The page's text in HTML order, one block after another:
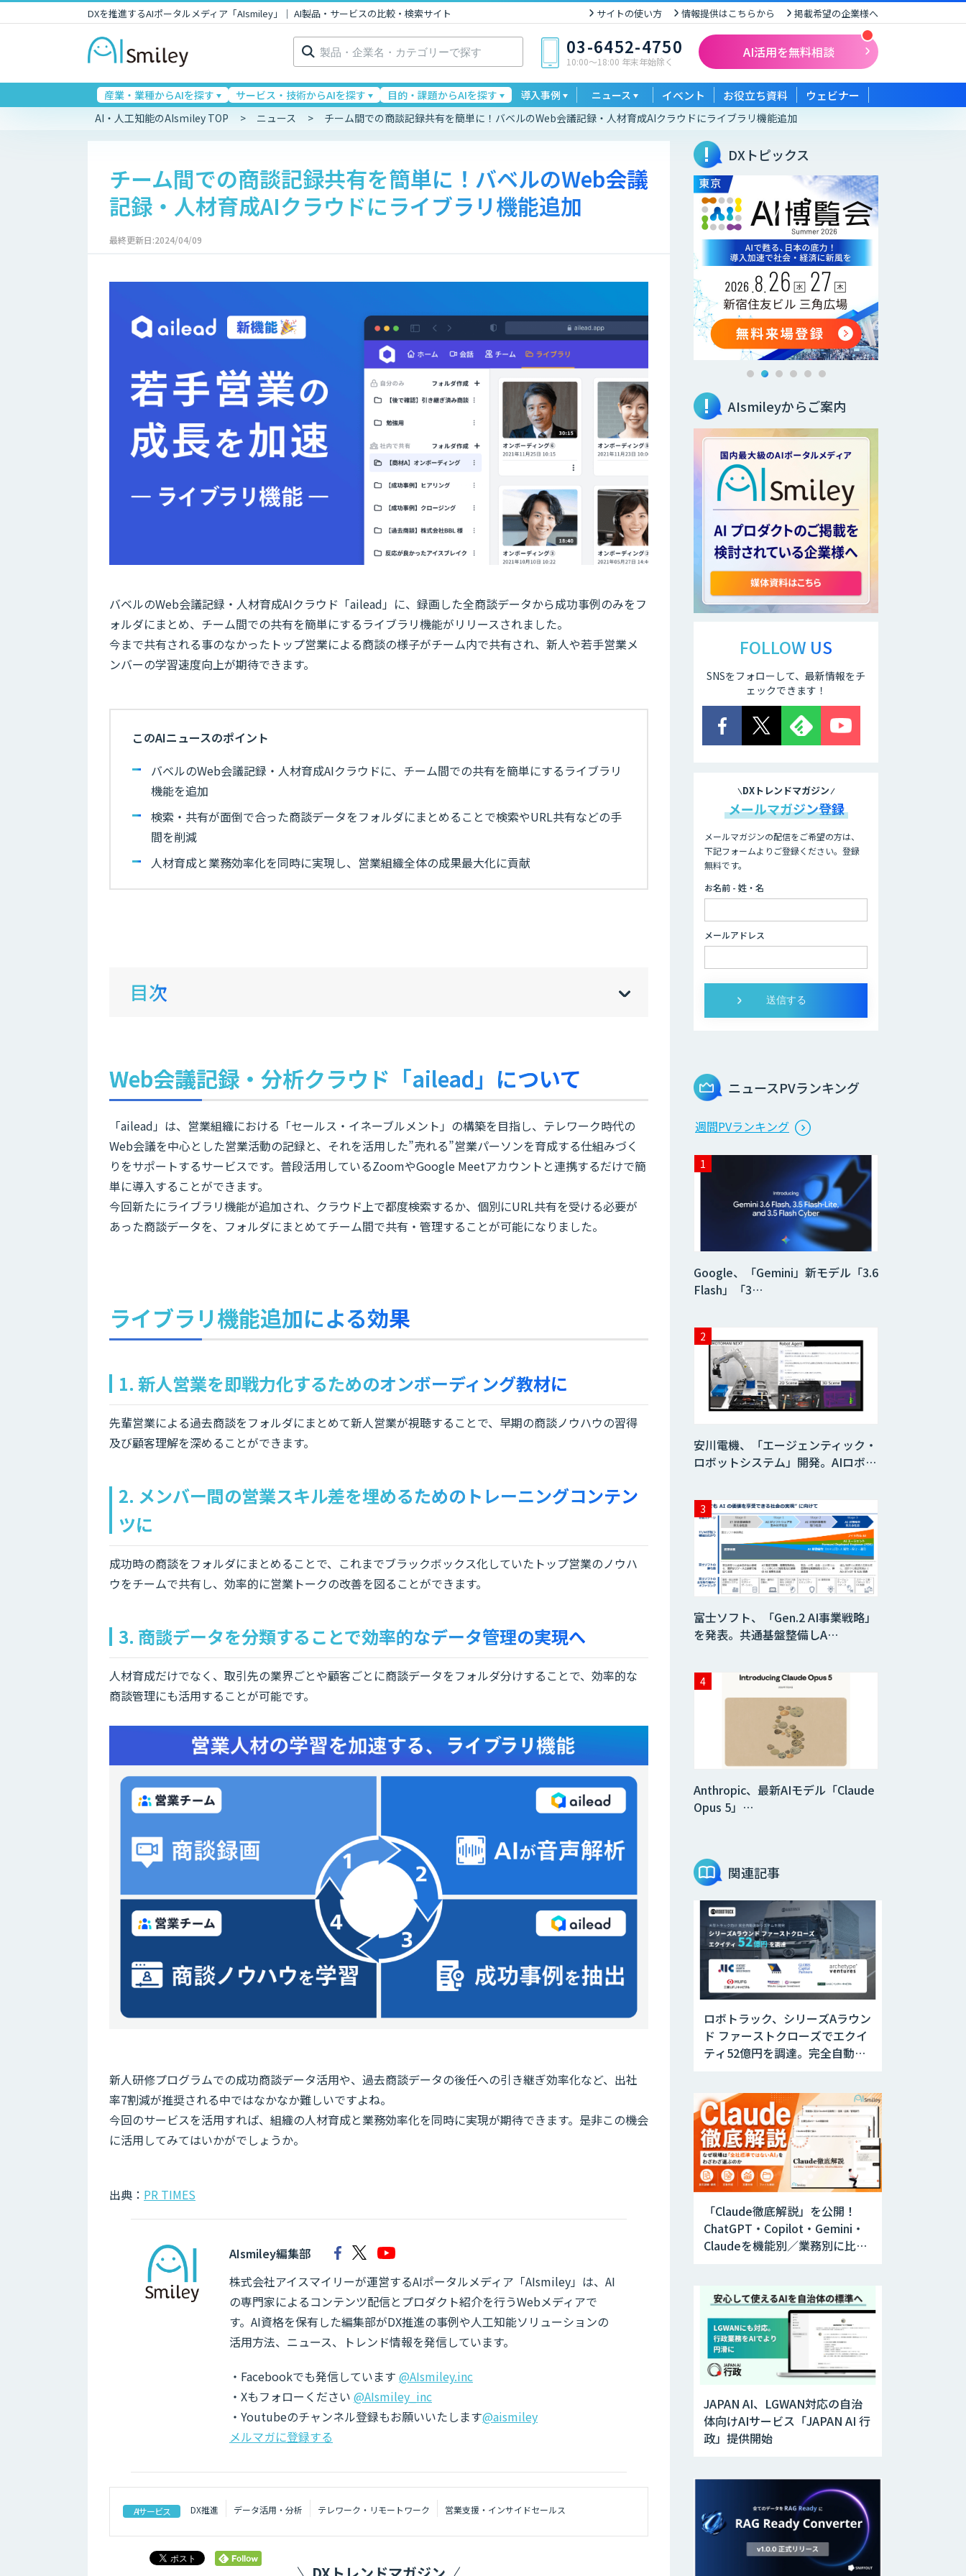
DXを推進するAIポータルメディア「AIsmiley」｜ AI製品・サービスの比較・検索サイト サイトの使い方 情報提供はこちらから 掲載希望の企業様へ
検
索: 03-6452-4750
10:00〜18:00 年末年始除く
AI活用を無料相談
産業・業種からAIを探す サービス・技術からAIを探す 目的・課題からAIを探す 導入事例 ニュース イベント お役立ち資料 ウェビナー
AI・人工知能のAIsmiley TOP ニュース チーム間での商談記録共有を簡単に！バベルのWeb会議記録・人材育成AIクラウドにライブラリ機能追加
チーム間での商談記録共有を簡単に！バベルのWeb会議
記録・人材育成AIクラウドにライブラリ機能追加
最終更新日:2024/04/09
バベルのWeb会議記録・人材育成AIクラウド「ailead」に、録画した全商談データから成功事例のみをフ
ォルダにまとめ、チーム間での共有を簡単にするライブラリ機能がリリースされました。
今まで共有される事のなかったトップ営業による商談の様子がチーム内で共有され、新人や若手営業メ
ンバーの学習速度向上が期待できます。
このAIニュースのポイント
バベルのWeb会議記録・人材育成AIクラウドに、チーム間での共有を簡単にするライブラリ
機能を追加
検索・共有が面倒で合った商談データをフォルダにまとめることで検索やURL共有などの手
間を削減
人材育成と業務効率化を同時に実現し、営業組織全体の成果最大化に貢献
目次 [hi
]
[sh
]
Web会議記録・分析クラウド「ailead」について
「ailead」は、営業組織における「セールス・イネーブルメント」の構築を目指し、テレワーク時代の
Web会議を中心とした営業活動の記録と、それを活用した”売れる”営業パーソンを育成する仕組みづく
りをサポートするサービスです。普段活用しているZoomやGoogle Meetアカウントと連携するだけで簡
単に導入することができます。
今回新たにライブラリ機能が追加され、クラウド上で都度検索するか、個別にURL共有を受ける必要が
あった商談データを、フォルダにまとめてチーム間で共有・管理することが可能になりました。
ライブラリ機能追加による効果
1. 新人営業を即戦力化するためのオンボーディング教材に
先輩営業による過去商談をフォルダにまとめて新人営業が視聴することで、早期の商談ノウハウの習得
及び顧客理解を深めることができます。
2. メンバー間の営業スキル差を埋めるためのトレーニングコンテン
ツに
成功時の商談をフォルダにまとめることで、これまでブラックボックス化していたトップ営業のノウハ
ウをチームで共有し、効率的に営業トークの改善を図ることができます。
3. 商談データを分類することで効率的なデータ管理の実現へ
人材育成だけでなく、取引先の業界ごとや顧客ごとに商談データをフォルダ分けすることで、効率的な
商談管理にも活用することが可能です。
新人研修プログラムでの成功商談データ活用や、過去商談データの後任への引き継ぎ効率化など、出社
率7割減が推奨される中ではなかなか難しいですよね。
今回のサービスを活用すれば、組織の人材育成と業務効率化を同時に実現が期待できます。是非この機会
に活用してみてはいかがでしょうか。
出典： PR TIMES
AIsmiley編集部
株式会社アイスマイリーが運営するAIポータルメディア「AIsmiley」は、AI
の専門家によるコンテンツ配信とプロダクト紹介を行うWebメディアで
す。AI資格を保有した編集部がDX推進の事例や人工知能ソリューションの
活用方法、ニュース、トレンド情報を発信しています。
・Facebookでも発信しています @AIsmiley.inc
・Xもフォローください @AIsmiley_inc
・Youtubeのチャンネル登録もお願いいたします@aismiley
メルマガに登録する
AIサービス DX推進 データ活用・分析 テレワーク・リモートワーク 営業支援・インサイドセールス
DXトピックス
AIsmileyからご案内
FOLLOW US
SNSをフォローして、最新情報をチ
ェックできます！
DXトレンドマガジン
メールマガジン登録
メールマガジンの配信をご希望の方は、
下記フォームよりご登録ください。登録
無料です。
お名前 - 姓・名
メールアドレス
ニュースPVランキング
週間PVランキング
Google、「Gemini」新モデル「3.6
Flash」「3…
安川電機、「エージェンティック・
ロボットシステム」開発。AIロボ…
富士ソフト、「Gen.2 AI事業戦略」
を発表。共通基盤整備しA…
Anthropic、最新AIモデル「Claude
Opus 5」…
関連記事
ロボトラック、シリーズAラウン
ド ファーストクローズでエクイ
ティ52億円を調達。完全自動運
「Claude徹底解説」を公開！
ChatGPT・Copilot・Gemini・
Claudeを機能別／業務別に比較
JAPAN AI、LGWAN対応の自治
体向けAIサービス「JAPAN AI 行
政」提供開始